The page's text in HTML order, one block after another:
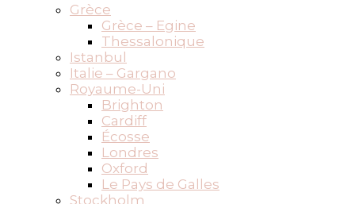
Grèce
Grèce – Egine
Thessalonique
Istanbul
Italie – Gargano
Royaume-Uni
Brighton
Cardiff
Écosse
Londres
Oxford
Le Pays de Galles
Stockholm